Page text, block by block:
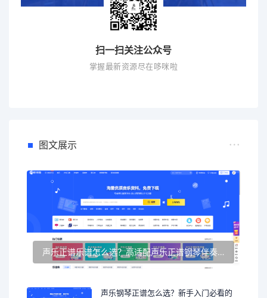
扫一扫关注公众号
掌握最新资源尽在哆咪啦
图文展示
声乐正谱乐谱怎么选？高适配声乐正谱钢琴伴奏资源推荐
声乐钢琴正谱怎么选？新手入门必看的